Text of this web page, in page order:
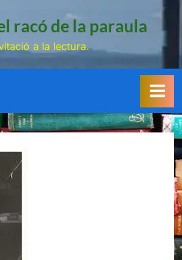
racó de la paraula
a la lectura.